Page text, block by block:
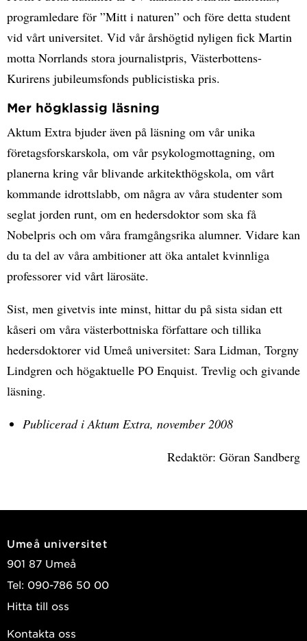
programledare för ”Mitt i naturen” och före detta student
vid vårt universitet. Vid vår årshögtid nyligen fick Martin
motta Norrlands stora journalistpris, Västerbottens-
Kurirens jubileumsfonds publicistiska pris.
Mer högklassig läsning
Aktum Extra bjuder även på läsning om vår unika
företagsforskarskola, om vår psykologmottagning, om
planerna kring vår blivande arkitekthögskola, om vårt
kommande idrottslabb, om några av våra studenter som
seglat jorden runt, om en hedersdoktor som ska få
Nobelpris och om våra framgångsrika alumner. Vidare kan
du ta del av våra ambitioner att öka antalet kvinnliga
professorer vid vårt lärosäte.
Sist, men givetvis inte minst, hittar du på sista sidan ett
kåseri om våra västerbottniska författare och tillika
hedersdoktorer vid Umeå universitet: Sara Lidman, Torgny
Lindgren och högaktuelle PO Enquist. Trevlig och givande
läsning.
Publicerad i Aktum Extra, november 2008
Redaktör: Göran Sandberg
Umeå universitet
901 87 Umeå
Tel: 090-786 50 00
Hitta till oss
Kontakta oss